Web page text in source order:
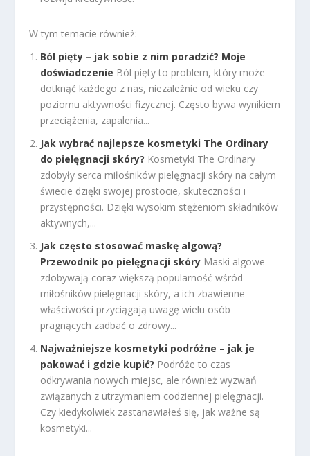
W tym temacie również:
Ból pięty – jak sobie z nim poradzić? Moje
doświadczenie Ból pięty to problem, który może
dotknąć każdego z nas, niezależnie od wieku czy
poziomu aktywności fizycznej. Często bywa wynikiem
przeciążenia, zapalenia...
Jak wybrać najlepsze kosmetyki The Ordinary
do pielęgnacji skóry? Kosmetyki The Ordinary
zdobyły serca miłośników pielęgnacji skóry na całym
świecie dzięki swojej prostocie, skuteczności i
przystępności. Dzięki wysokim stężeniom składników
aktywnych,...
Jak często stosować maskę algową?
Przewodnik po pielęgnacji skóry Maski algowe
zdobywają coraz większą popularność wśród
miłośników pielęgnacji skóry, a ich zbawienne
właściwości przyciągają uwagę wielu osób
pragnących zadbać o zdrowy...
Najważniejsze kosmetyki podróżne – jak je
pakować i gdzie kupić? Podróże to czas
odkrywania nowych miejsc, ale również wyzwań
związanych z utrzymaniem codziennej pielęgnacji.
Czy kiedykolwiek zastanawiałeś się, jak ważne są
kosmetyki...